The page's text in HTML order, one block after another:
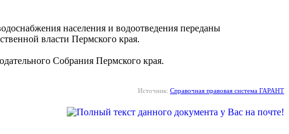
населения и водоотведения переданы
власти Пермского края.
Собрания Пермского края.
Источник: Справочная правовая система ГАРАНТ